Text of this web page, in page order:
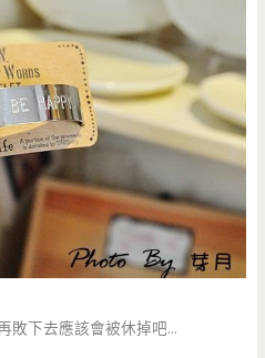
敗下去應該會被休掉吧…